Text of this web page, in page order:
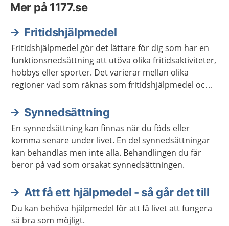
Mer på 1177.se
Fritidshjälpmedel
Fritidshjälpmedel gör det lättare för dig som har en
funktionsnedsättning att utöva olika fritidsaktiviteter,
hobbys eller sporter. Det varierar mellan olika
regioner vad som räknas som fritidshjälpmedel och
Synnedsättning
En synnedsättning kan finnas när du föds eller
komma senare under livet. En del synnedsättningar
kan behandlas men inte alla. Behandlingen du får
beror på vad som orsakat synnedsättningen.
Att få ett hjälpmedel - så går det till
Du kan behöva hjälpmedel för att få livet att fungera
så bra som möjligt.